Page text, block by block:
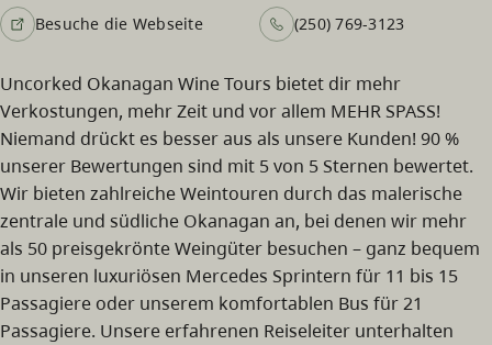
Besuche die Webseite (250) 769-3123
Uncorked Okanagan Wine Tours bietet dir mehr
Verkostungen, mehr Zeit und vor allem MEHR SPASS!
Niemand drückt es besser aus als unsere Kunden! 90 %
unserer Bewertungen sind mit 5 von 5 Sternen bewertet.
Wir bieten zahlreiche Weintouren durch das malerische
zentrale und südliche Okanagan an, bei denen wir mehr
als 50 preisgekrönte Weingüter besuchen – ganz bequem
in unseren luxuriösen Mercedes Sprintern für 11 bis 15
Passagiere oder unserem komfortablen Bus für 21
Passagiere. Unsere erfahrenen Reiseleiter unterhalten